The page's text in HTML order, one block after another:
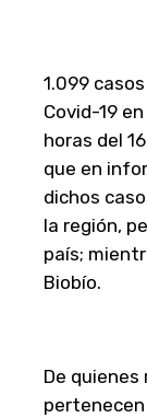
1.099
Covid-19
horas del
que en
dichos
la región,
país;
Biobío.
De quienes
pertenecen